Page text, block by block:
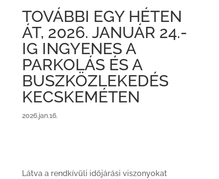
TOVÁBBI EGY HÉTEN
ÁT, 2026. JANUÁR 24.-
IG INGYENES A
PARKOLÁS ÉS A
BUSZKÖZLEKEDÉS
KECSKEMÉTEN
2026.jan.16.
Látva a rendkívüli időjárási viszonyokat